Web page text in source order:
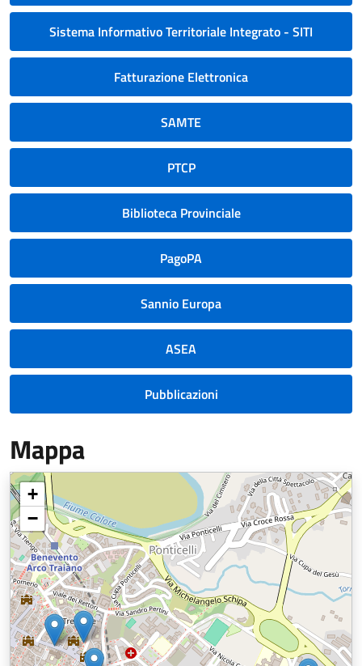
Sistema Informativo Territoriale Integrato - SITI
Fatturazione Elettronica
SAMTE
PTCP
Biblioteca Provinciale
PagoPA
Sannio Europa
ASEA
Pubblicazioni
Mappa
+
−